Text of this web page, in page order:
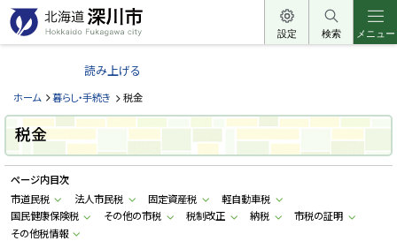
本
文
へ
ュ
へ
北
道
深
川
市
H
o
k
k
a
設定 検索 メニュー
読み上げる
ホーム 暮らし・手続き 税金
税金
ページ内目次
市道民税
法人市民税 固定資産税
軽自動車税
国民健康保険税
その他の市税 税制改正 納税
市税の証明
その他税情報